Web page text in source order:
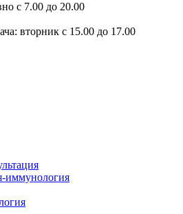
с 7.00 до 20.00
вторник с 15.00 до 17.00
иммунология